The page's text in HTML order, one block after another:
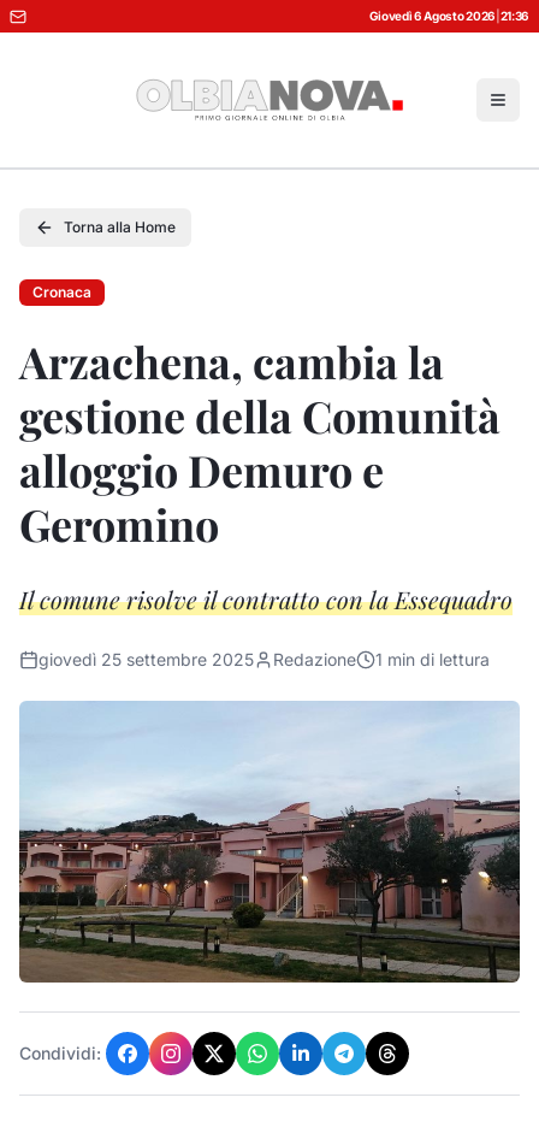
Giovedì 6 Agosto 2026 21:36
Torna alla Home
Cronaca
Arzachena, cambia la
gestione della Comunità
alloggio Demuro e
Geromino
Il comune risolve il contratto con la Essequadro
giovedì 25 settembre 2025 Redazione 1 min di lettura
Condividi: